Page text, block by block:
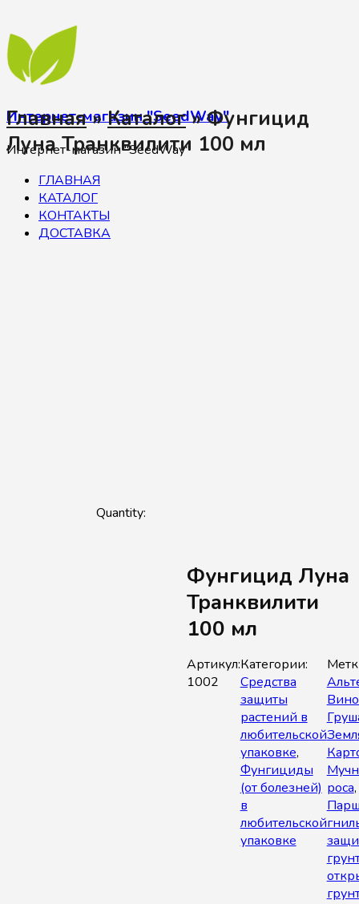
Интернет-магазин "SeedWay"
Интернет-магазин "SeedWay"
ГЛАВНАЯ
КАТАЛОГ
КОНТАКТЫ
ДОСТАВКА
Главная»Каталог»Фунгицид
Луна Транквилити 100 мл
Фунгицид Луна
Транквилити
100 мл
Артикул:
1002
Категории:
Средства
защиты
растений в
любительской
упаковке,
Фунгициды
(от болезней)
в
любительской
упаковке
роса,